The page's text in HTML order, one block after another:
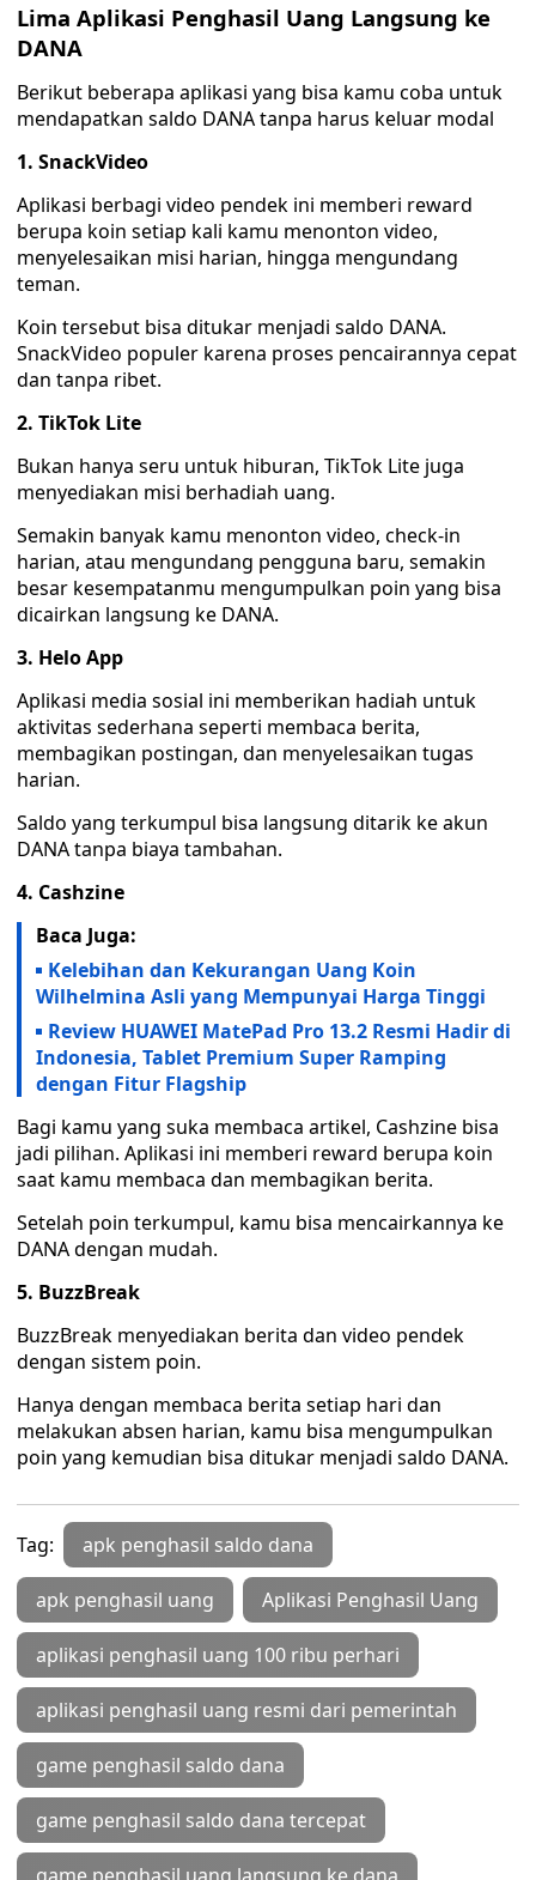
Lima Aplikasi Penghasil Uang Langsung ke
DANA
Berikut beberapa aplikasi yang bisa kamu coba untuk
mendapatkan saldo DANA tanpa harus keluar modal
1. SnackVideo
Aplikasi berbagi video pendek ini memberi reward
berupa koin setiap kali kamu menonton video,
menyelesaikan misi harian, hingga mengundang
teman.
Koin tersebut bisa ditukar menjadi saldo DANA.
SnackVideo populer karena proses pencairannya cepat
dan tanpa ribet.
2. TikTok Lite
Bukan hanya seru untuk hiburan, TikTok Lite juga
menyediakan misi berhadiah uang.
Semakin banyak kamu menonton video, check-in
harian, atau mengundang pengguna baru, semakin
besar kesempatanmu mengumpulkan poin yang bisa
dicairkan langsung ke DANA.
3. Helo App
Aplikasi media sosial ini memberikan hadiah untuk
aktivitas sederhana seperti membaca berita,
membagikan postingan, dan menyelesaikan tugas
harian.
Saldo yang terkumpul bisa langsung ditarik ke akun
DANA tanpa biaya tambahan.
4. Cashzine
Baca Juga:
Kelebihan dan Kekurangan Uang Koin
Wilhelmina Asli yang Mempunyai Harga Tinggi
Review HUAWEI MatePad Pro 13.2 Resmi Hadir di
Indonesia, Tablet Premium Super Ramping
dengan Fitur Flagship
Bagi kamu yang suka membaca artikel, Cashzine bisa
jadi pilihan. Aplikasi ini memberi reward berupa koin
saat kamu membaca dan membagikan berita.
Setelah poin terkumpul, kamu bisa mencairkannya ke
DANA dengan mudah.
5. BuzzBreak
BuzzBreak menyediakan berita dan video pendek
dengan sistem poin.
Hanya dengan membaca berita setiap hari dan
melakukan absen harian, kamu bisa mengumpulkan
poin yang kemudian bisa ditukar menjadi saldo DANA.
Tag: apk penghasil saldo dana
apk penghasil uang Aplikasi Penghasil Uang
aplikasi penghasil uang 100 ribu perhari
aplikasi penghasil uang resmi dari pemerintah
game penghasil saldo dana
game penghasil saldo dana tercepat